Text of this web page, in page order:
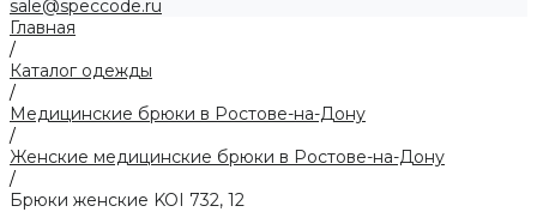
sale@speccode.ru
Главная
/
Каталог одежды
/
Медицинские брюки в Ростове-на-Дону
/
Женские медицинские брюки в Ростове-на-Дону
/
Брюки женские KOI 732, 12